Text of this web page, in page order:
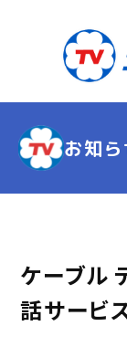
お知ら
ケーブル
話サービ